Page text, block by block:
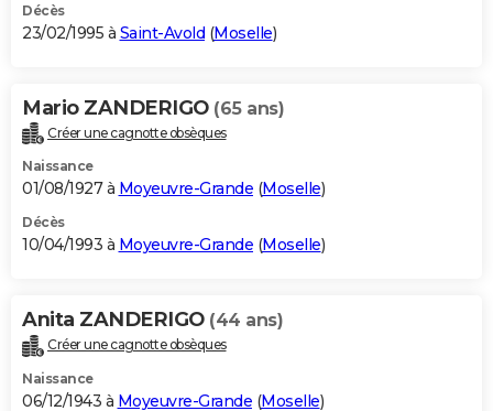
Décès
23/02/1995 à Saint-Avold (Moselle)
Mario ZANDERIGO (65 ans)
Créer une cagnotte obsèques
Naissance
01/08/1927 à Moyeuvre-Grande (Moselle)
Décès
10/04/1993 à Moyeuvre-Grande (Moselle)
Anita ZANDERIGO (44 ans)
Créer une cagnotte obsèques
Naissance
06/12/1943 à Moyeuvre-Grande (Moselle)